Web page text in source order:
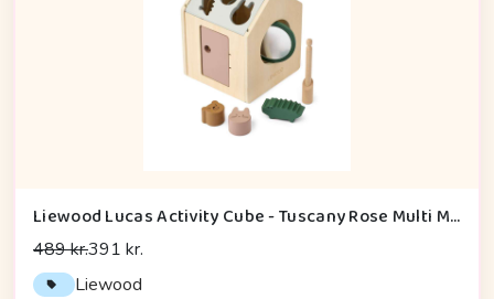
Liewood Lucas Activity Cube - Tuscany Rose Multi Mix
489 kr.391 kr.
Liewood